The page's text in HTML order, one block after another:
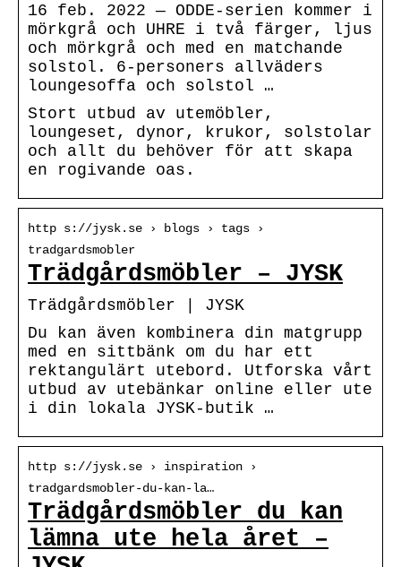
16 feb. 2022 — ODDE-serien kommer i
mörkgrå och UHRE i två färger, ljus
och mörkgrå och med en matchande
solstol. 6-personers allväders
loungesoffa och solstol …
Stort utbud av utemöbler,
loungeset, dynor, krukor, solstolar
och allt du behöver för att skapa
en rogivande oas.
http s://jysk.se › blogs › tags ›
tradgardsmobler
Trädgårdsmöbler – JYSK
Trädgårdsmöbler | JYSK
Du kan även kombinera din matgrupp
med en sittbänk om du har ett
rektangulärt utebord. Utforska vårt
utbud av utebänkar online eller ute
i din lokala JYSK-butik …
http s://jysk.se › inspiration ›
tradgardsmobler-du-kan-la…
Trädgårdsmöbler du kan
lämna ute hela året –